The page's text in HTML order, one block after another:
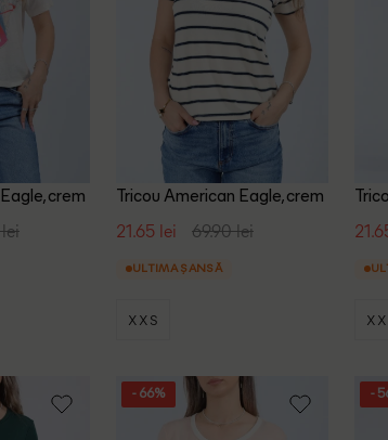
crem Tricou American Eagle, crem
21.65 lei 69.90 lei
ULTIMA ȘANSĂ
XXS
- 66% -